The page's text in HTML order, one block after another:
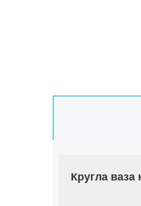
Кругла ваза